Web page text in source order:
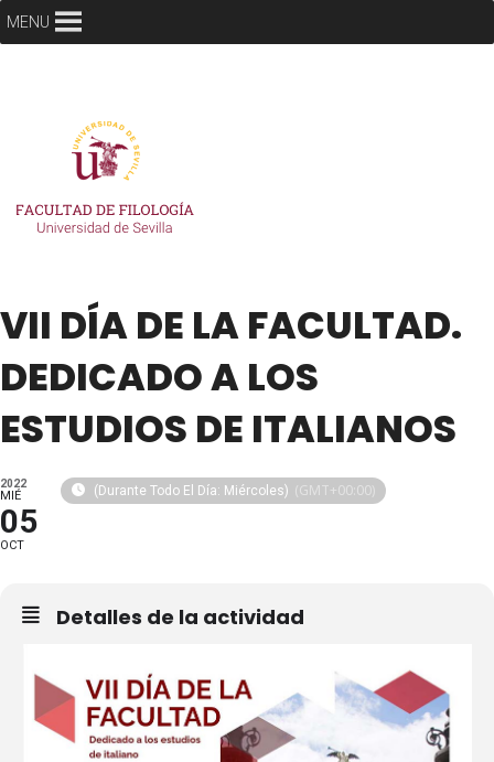
MENU
VII DÍA DE LA FACULTAD.
DEDICADO A LOS
ESTUDIOS DE ITALIANOS
2022
MIÉ
05
OCT
(Durante Todo El Día: Miércoles) (GMT+00:00)
Detalles de la actividad